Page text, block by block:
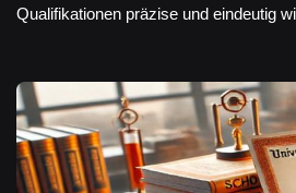
Qualifikationen präzise und eindeutig